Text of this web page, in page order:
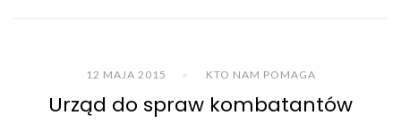
12 MAJA 2015 KTO NAM POMAGA
Urząd do spraw kombatantów